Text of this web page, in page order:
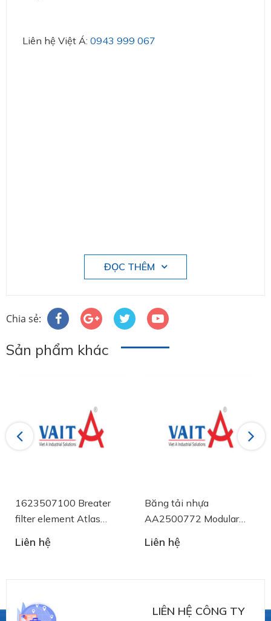
Liên hệ Việt Á: 0943 999 067
ĐỌC THÊM
Chia sẻ:
Sản phẩm khác
Previous
1623507100 Breater
filter element Atlas
Liên hệ
Băng tải nhựa
AA2500772 Modular
Belt System Plast
Liên hệ
Next
LIÊN HỆ CÔNG TY